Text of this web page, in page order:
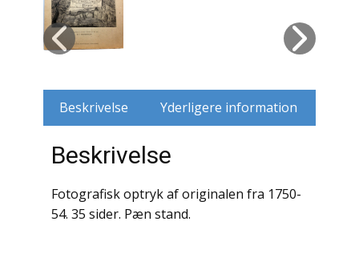
Jagt
Jernbaner
Kirkehistorie / Religion
Krige / Slag
Krop / Sind
Kunst
Beskrivelse Yderligere information
Beskrivelse
Fotografisk optryk af originalen fra 1750-
54. 35 sider. Pæn stand.